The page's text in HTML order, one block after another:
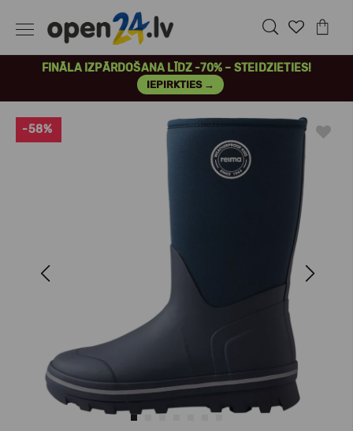
FINĀLA IZPĀRDOŠANA LĪDZ -70% – STEIDZIETIES!
IEPIRKTIES →
Next
-58%